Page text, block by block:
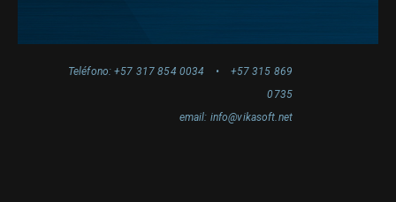
Teléfono: +57 317 854 0034 • +57 315 869
0735
email: info@vikasoft.net